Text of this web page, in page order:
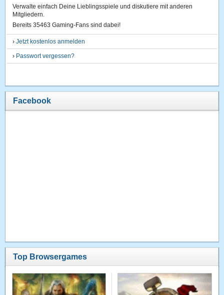
Verwalte einfach Deine Lieblingsspiele und diskutiere mit anderen
Mitgliedern.
Bereits 35463 Gaming-Fans sind dabei!
›Jetzt kostenlos anmelden
› Passwort vergessen?
Facebook
Top Browsergames